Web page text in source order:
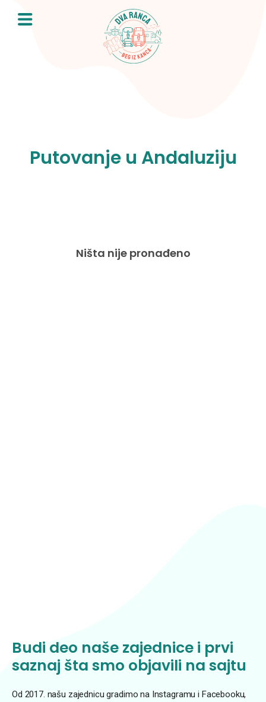
content
Putovanje u Andaluziju
Ništa nije pronađeno
Budi deo naše zajednice i prvi
saznaj šta smo objavili na sajtu
Od 2017. našu zajednicu gradimo na Instagramu i Facebooku,